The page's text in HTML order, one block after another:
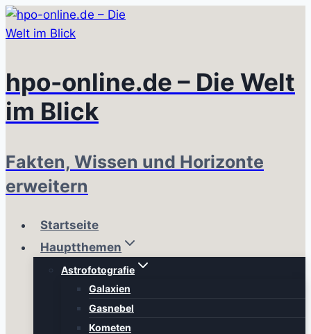
Zum
Inhalt
hpo-online.de – Die Welt
im Blick
Fakten, Wissen und Horizonte
erweitern
Startseite
Hauptthemen
Astrofotografie
Galaxien
Gasnebel
Kometen